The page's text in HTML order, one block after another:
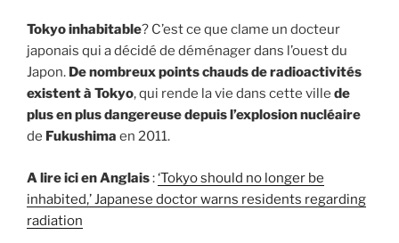
Tokyo inhabitable? C’est ce que clame un docteur
japonais qui a décidé de déménager dans l’ouest du
Japon. De nombreux points chauds de radioactivités
existent à Tokyo, qui rende la vie dans cette ville de
plus en plus dangereuse depuis l’explosion nucléaire
de Fukushima en 2011.
A lire ici en Anglais:‘Tokyo should no longer be
inhabited,’ Japanese doctor warns residents regarding
radiation